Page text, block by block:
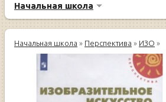
Начальная школа
Начальная школа » Перспектива » ИЗО »